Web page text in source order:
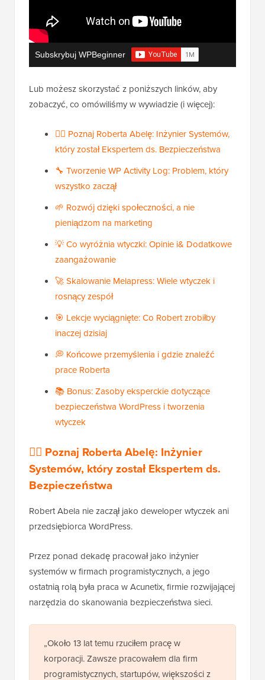
Subskrybuj WPBeginner
Lub możesz skorzystać z poniższych linków, aby
zobaczyć, co omówiliśmy w wywiadzie (i więcej):
🙋‍♂️ Poznaj Roberta Abelę: Inżynier Systemów,
który został Ekspertem ds. Bezpieczeństwa
🔧 Tworzenie WP Activity Log: Problem, który
wszystko zaczął
🌱 Rozwój dzięki społeczności, a nie
pieniądzom na marketing
💡 Co wyróżnia wtyczki: Opinie i& Dodatkowe
zaangażowanie
🚀 Skalowanie Melapress: Wiele wtyczek i
rosnący zespół
🎯 Lekcje wyciągnięte: Co Robert zrobiłby
inaczej dzisiaj
💭 Końcowe przemyślenia i gdzie znaleźć
prace Roberta
📚 Bonus: Zasoby eksperckie dotyczące
bezpieczeństwa WordPress i tworzenia
wtyczek
🙋‍♂️ Poznaj Roberta Abelę: Inżynier
Systemów, który został Ekspertem ds.
Bezpieczeństwa
Robert Abela nie zaczął jako deweloper wtyczek ani
przedsiębiorca WordPress.
Przez ponad dekadę pracował jako inżynier
systemów w firmach programistycznych, a jego
ostatnią rolą była praca w Acunetix, firmie rozwijającej
narzędzia do skanowania bezpieczeństwa sieci.
„Około 13 lat temu rzuciłem pracę w
korporacji. Zawsze pracowałem dla firm
programistycznych, startupów, większości z